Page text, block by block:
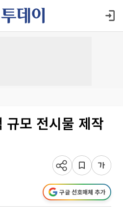
모 전시물 제작
구글 선호매체 추가